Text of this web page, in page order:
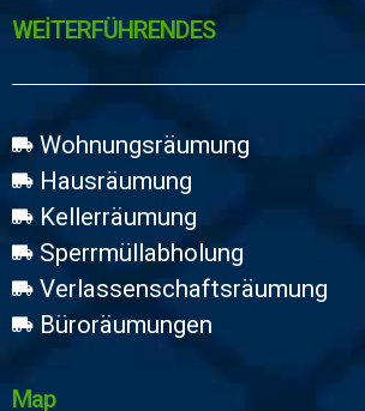
WEİTERFÜHRENDES
Wohnungsräumung
Hausräumung
Kellerräumung
Sperrmüllabholung
Verlassenschaftsräumung
Büroräumungen
Map